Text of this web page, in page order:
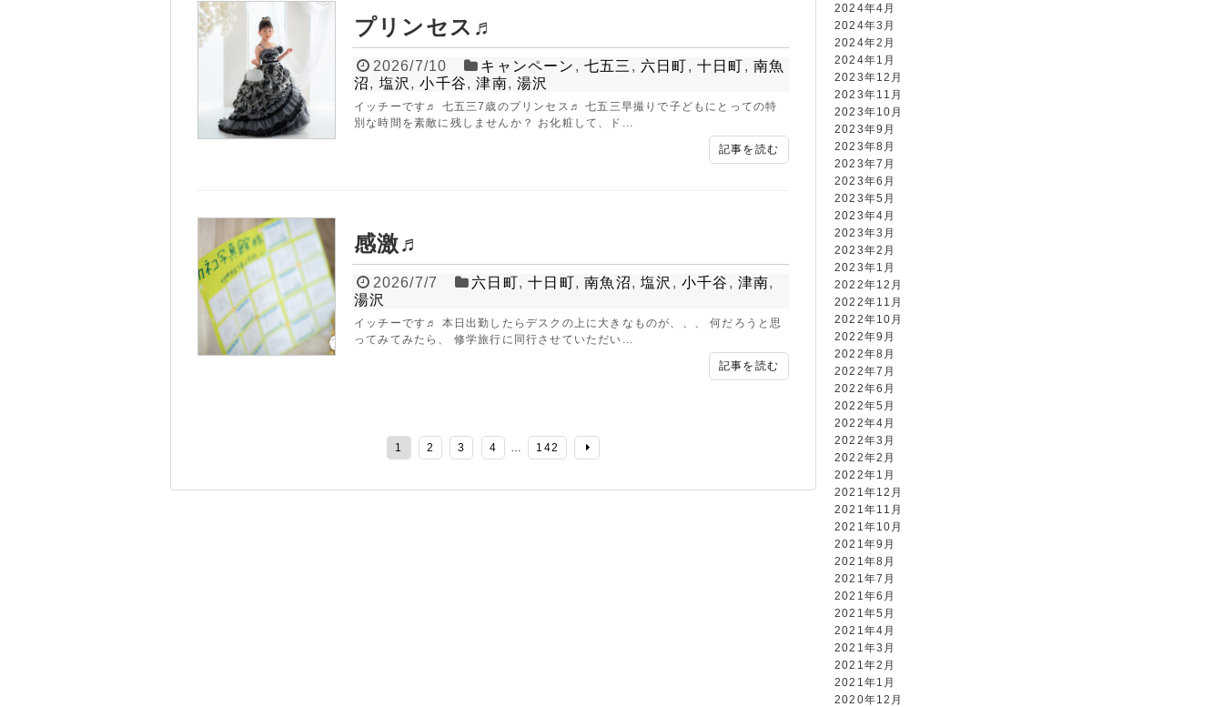
プリンセス♬
2026/7/10 キャンペーン , 七五三 , 六日町, 十日町, 南魚
沼, 塩沢 ,小千谷,津南,湯沢
イッチーです♬ 七五三7歳のプリンセス♬ 七五三早撮りで子どもにとっての特
別な時間を素敵に残しませんか？ お化粧して、ド...
記事を読む
感激♬
2026/7/7 六日町,十日町,南魚沼,塩沢 , 小千谷 , 津南,
湯沢
イッチーです♬ 本日出勤したらデスクの上に大きなものが、、、 何だろうと思
ってみてみたら、 修学旅行に同行させていただい...
記事を読む
1 2 3 4 … 142
2024年4月
2024年3月
2024年2月
2024年1月
2023年12月
2023年11月
2023年10月
2023年9月
2023年8月
2023年7月
2023年6月
2023年5月
2023年4月
2023年3月
2023年2月
2023年1月
2022年12月
2022年11月
2022年10月
2022年9月
2022年8月
2022年7月
2022年6月
2022年5月
2022年4月
2022年3月
2022年2月
2022年1月
2021年12月
2021年11月
2021年10月
2021年9月
2021年8月
2021年7月
2021年6月
2021年5月
2021年4月
2021年3月
2021年2月
2021年1月
2020年12月